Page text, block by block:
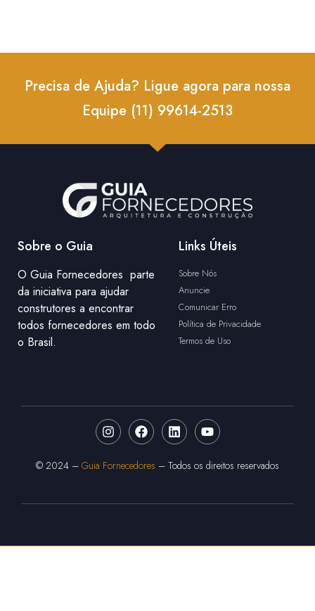
Precisa de Ajuda? Ligue agora para nossa
Equipe (11) 99614-2513
Sobre o Guia
O Guia Fornecedores parte
da iniciativa para ajudar
construtores a encontrar
todos fornecedores em todo
o Brasil.
Links Úteis
Sobre Nós
Anuncie
Comunicar Erro
Política de Privacidade
Termos de Uso
© 2024 – Guia Fornecedores – Todos os direitos reservados